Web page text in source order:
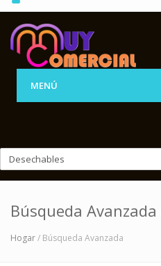
MENÚ
Búsqueda Avanzada
Hogar/ Búsqueda Avanzada